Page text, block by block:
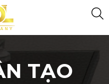
TẠO